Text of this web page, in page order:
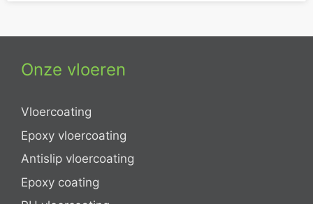
Onze vloeren
Vloercoating
Epoxy vloercoating
Antislip vloercoating
Epoxy coating